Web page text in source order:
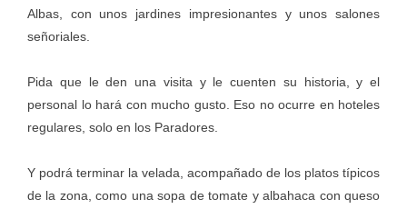
Albas, con unos jardines impresionantes y unos salones
señoriales.
Pida que le den una visita y le cuenten su historia, y el
personal lo hará con mucho gusto. Eso no ocurre en hoteles
regulares, solo en los Paradores.
Y podrá terminar la velada, acompañado de los platos típicos
de la zona, como una sopa de tomate y albahaca con queso